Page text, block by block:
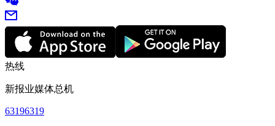
热线
新报业媒体总机
63196319